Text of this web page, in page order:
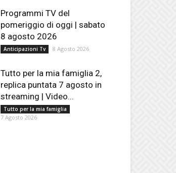
Programmi TV del
pomeriggio di oggi | sabato
8 agosto 2026
Anticipazioni Tv 8 Agosto 2026
Tutto per la mia famiglia 2,
replica puntata 7 agosto in
streaming | Video...
Tutto per la mia famiglia
7 Agosto 2026